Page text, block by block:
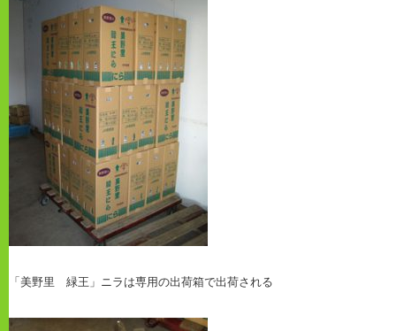
「美野里 緑王」ニラは専用の出荷箱で出荷される